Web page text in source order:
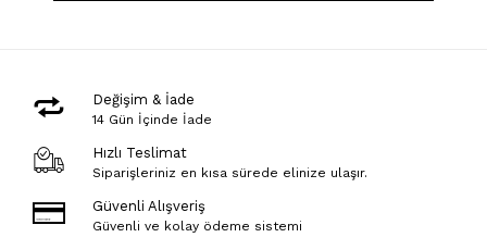
Değişim & İade
14 Gün İçinde İade
Hızlı Teslimat
Siparişleriniz en kısa sürede elinize ulaşır.
Güvenli Alışveriş
Güvenli ve kolay ödeme sistemi